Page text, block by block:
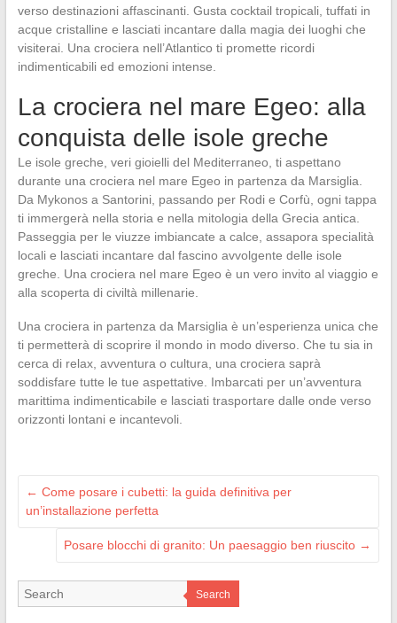
verso destinazioni affascinanti. Gusta cocktail tropicali, tuffati in
acque cristalline e lasciati incantare dalla magia dei luoghi che
visiterai. Una crociera nell’Atlantico ti promette ricordi
indimenticabili ed emozioni intense.
La crociera nel mare Egeo: alla
conquista delle isole greche
Le isole greche, veri gioielli del Mediterraneo, ti aspettano
durante una crociera nel mare Egeo in partenza da Marsiglia.
Da Mykonos a Santorini, passando per Rodi e Corfù, ogni tappa
ti immergerà nella storia e nella mitologia della Grecia antica.
Passeggia per le viuzze imbiancate a calce, assapora specialità
locali e lasciati incantare dal fascino avvolgente delle isole
greche. Una crociera nel mare Egeo è un vero invito al viaggio e
alla scoperta di civiltà millenarie.
Una crociera in partenza da Marsiglia è un’esperienza unica che
ti permetterà di scoprire il mondo in modo diverso. Che tu sia in
cerca di relax, avventura o cultura, una crociera saprà
soddisfare tutte le tue aspettative. Imbarcati per un’avventura
marittima indimenticabile e lasciati trasportare dalle onde verso
orizzonti lontani e incantevoli.
← Come posare i cubetti: la guida definitiva per
un’installazione perfetta
Posare blocchi di granito: Un paesaggio ben riuscito →
Search